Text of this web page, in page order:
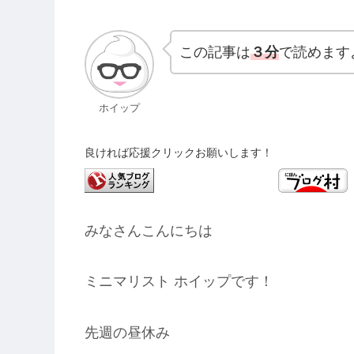
ホイップ
この記事は３分で読めます
良ければ応援クリックお願いします！
みなさんこんにちは
ミニマリスト ホイップです！
先週の昼休み